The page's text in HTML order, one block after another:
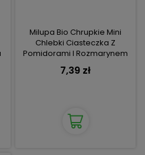
Milupa Bio Chrupkie Mini
Chlebki Ciasteczka Z
Pomidorami I Rozmarynem
7,39 zł